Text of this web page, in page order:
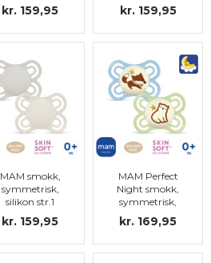
kr. 159,95 kr. 159,95
MAM smokk,
symmetrisk,
silikon str.1
kr. 159,95
MAM Perfect
Night smokk,
symmetrisk,
kr. 169,95